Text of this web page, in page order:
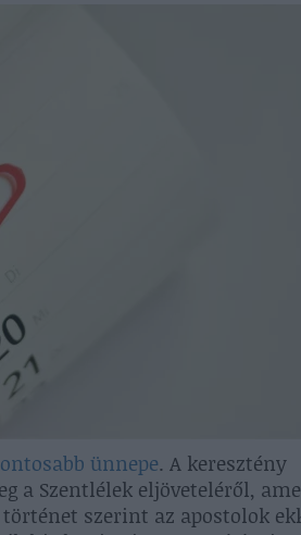
ünnepe. A keresztény
a Szentlélek eljöveteléről,
szerint az apostolok